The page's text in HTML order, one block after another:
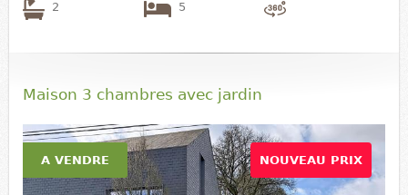
2 5
Maison 3 chambres avec jardin
A VENDRE NOUVEAU PRIX